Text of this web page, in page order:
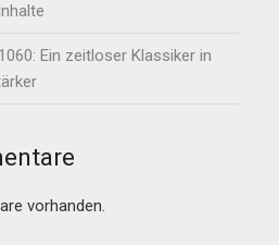
Ein zeitloser Klassiker in
vorhanden.